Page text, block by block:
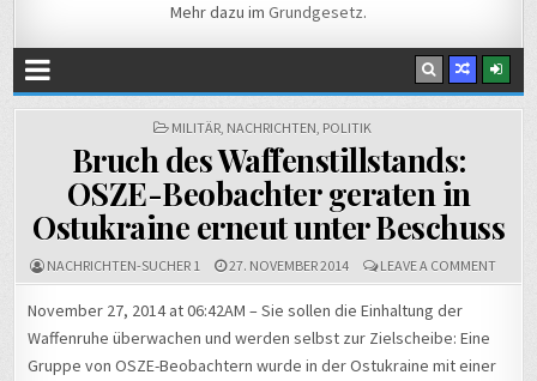
Mehr dazu im Grundgesetz.
POSTED
IN
MILITÄR, NACHRICHTEN, POLITIK
Bruch des Waffenstillstands:
OSZE-Beobachter geraten in
Ostukraine erneut unter Beschuss
NACHRICHTEN-SUCHER 1 27. NOVEMBER 2014 LEAVE A COMMENTON
BRUCH
November 27, 2014 at 06:42AM – Sie sollen die Einhaltung der
Waffenruhe überwachen und werden selbst zur Zielscheibe: Eine
Gruppe von OSZE-Beobachtern wurde in der Ostukraine mit einer